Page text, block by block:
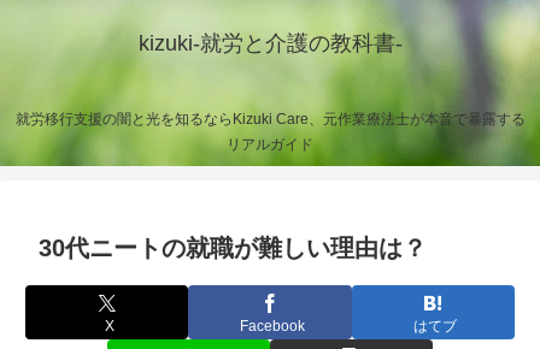
kizuki-就労と介護の教科書-
就労移行支援の闇と光を知るならKizuki Care、元作業療法士が本音で暴露する
リアルガイド
30代ニートの就職が難しい理由は？
X Facebook はてブ